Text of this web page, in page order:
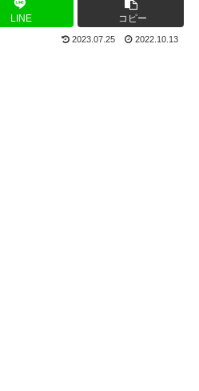
LINE コピー
2023.07.25 2022.10.13